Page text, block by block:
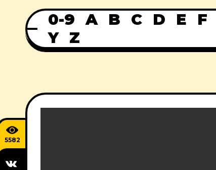
0-9 A B C D E F
Y Z
5582